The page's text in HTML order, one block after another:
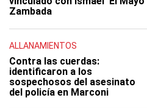
Zambada
ALLANAMIENTOS
Contra las cuerdas:
identificaron a los
sospechosos del asesinato
del policía en Marconi